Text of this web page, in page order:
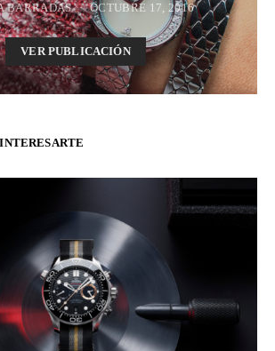
BARRADAS OCTUBRE 17, 2016
VER PUBLICACIÓN